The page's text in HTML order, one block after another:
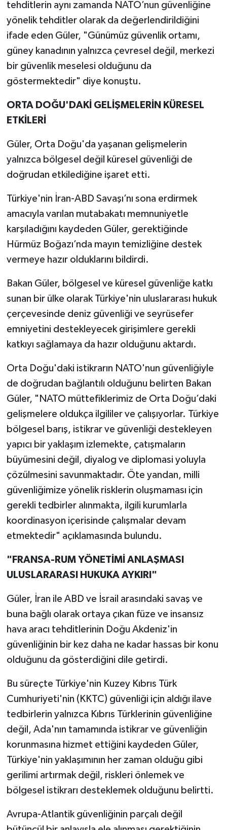
tehditlerin aynı zamanda NATO’nun güvenliğine
yönelik tehditler olarak da değerlendirildiğini
ifade eden Güler, "Günümüz güvenlik ortamı,
güney kanadının yalnızca çevresel değil, merkezi
bir güvenlik meselesi olduğunu da
göstermektedir" diye konuştu.
ORTA DOĞU'DAKİ GELİŞMELERİN KÜRESEL
ETKİLERİ
Güler, Orta Doğu'da yaşanan gelişmelerin
yalnızca bölgesel değil küresel güvenliği de
doğrudan etkilediğine işaret etti.
Türkiye'nin İran-ABD Savaşı’nı sona erdirmek
amacıyla varılan mutabakatı memnuniyetle
karşıladığını kaydeden Güler, gerektiğinde
Hürmüz Boğazı’nda mayın temizliğine destek
vermeye hazır olduklarını bildirdi.
Bakan Güler, bölgesel ve küresel güvenliğe katkı
sunan bir ülke olarak Türkiye'nin uluslararası hukuk
çerçevesinde deniz güvenliği ve seyrüsefer
emniyetini destekleyecek girişimlere gerekli
katkıyı sağlamaya da hazır olduğunu aktardı.
Orta Doğu'daki istikrarın NATO'nun güvenliğiyle
de doğrudan bağlantılı olduğunu belirten Bakan
Güler, "NATO müttefiklerimiz de Orta Doğu’daki
gelişmelere oldukça ilgililer ve çalışıyorlar. Türkiye
bölgesel barış, istikrar ve güvenliği destekleyen
yapıcı bir yaklaşım izlemekte, çatışmaların
büyümesini değil, diyalog ve diplomasi yoluyla
çözülmesini savunmaktadır. Öte yandan, milli
güvenliğimize yönelik risklerin oluşmaması için
gerekli tedbirler alınmakta, ilgili kurumlarla
koordinasyon içerisinde çalışmalar devam
etmektedir" açıklamasında bulundu.
"FRANSA-RUM YÖNETİMİ ANLAŞMASI
ULUSLARARASI HUKUKA AYKIRI"
Güler, İran ile ABD ve İsrail arasındaki savaş ve
buna bağlı olarak ortaya çıkan füze ve insansız
hava aracı tehditlerinin Doğu Akdeniz'in
güvenliğinin bir kez daha ne kadar hassas bir konu
olduğunu da gösterdiğini dile getirdi.
Bu süreçte Türkiye'nin Kuzey Kıbrıs Türk
Cumhuriyeti'nin (KKTC) güvenliği için aldığı ilave
tedbirlerin yalnızca Kıbrıs Türklerinin güvenliğine
değil, Ada'nın tamamında istikrar ve güvenliğin
korunmasına hizmet ettiğini kaydeden Güler,
Türkiye'nin yaklaşımının her zaman olduğu gibi
gerilimi artırmak değil, riskleri önlemek ve
bölgesel istikrarı desteklemek olduğunu belirtti.
Avrupa-Atlantik güvenliğinin parçalı değil